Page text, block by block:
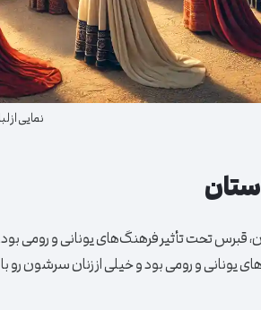
نمایی
قبرس تحت تأثیر فرهنگ‌های یونانی و
یونانی و رومی بود و خیلی از زنان سرشون